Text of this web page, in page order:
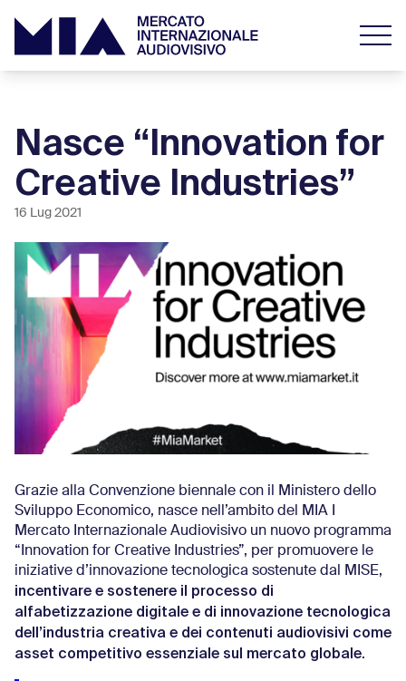
Nasce “Innovation for
Creative Industries”
16 Lug 2021
Grazie alla Convenzione biennale con il Ministero dello
Sviluppo Economico, nasce nell’ambito del MIA I
Mercato Internazionale Audiovisivo un nuovo programma
“Innovation for Creative Industries”, per promuovere le
iniziative d’innovazione tecnologica sostenute dal MISE,
incentivare e sostenere il processo di
alfabetizzazione digitale e di innovazione tecnologica
dell’industria creativa e dei contenuti audiovisivi come
asset competitivo essenziale sul mercato globale.